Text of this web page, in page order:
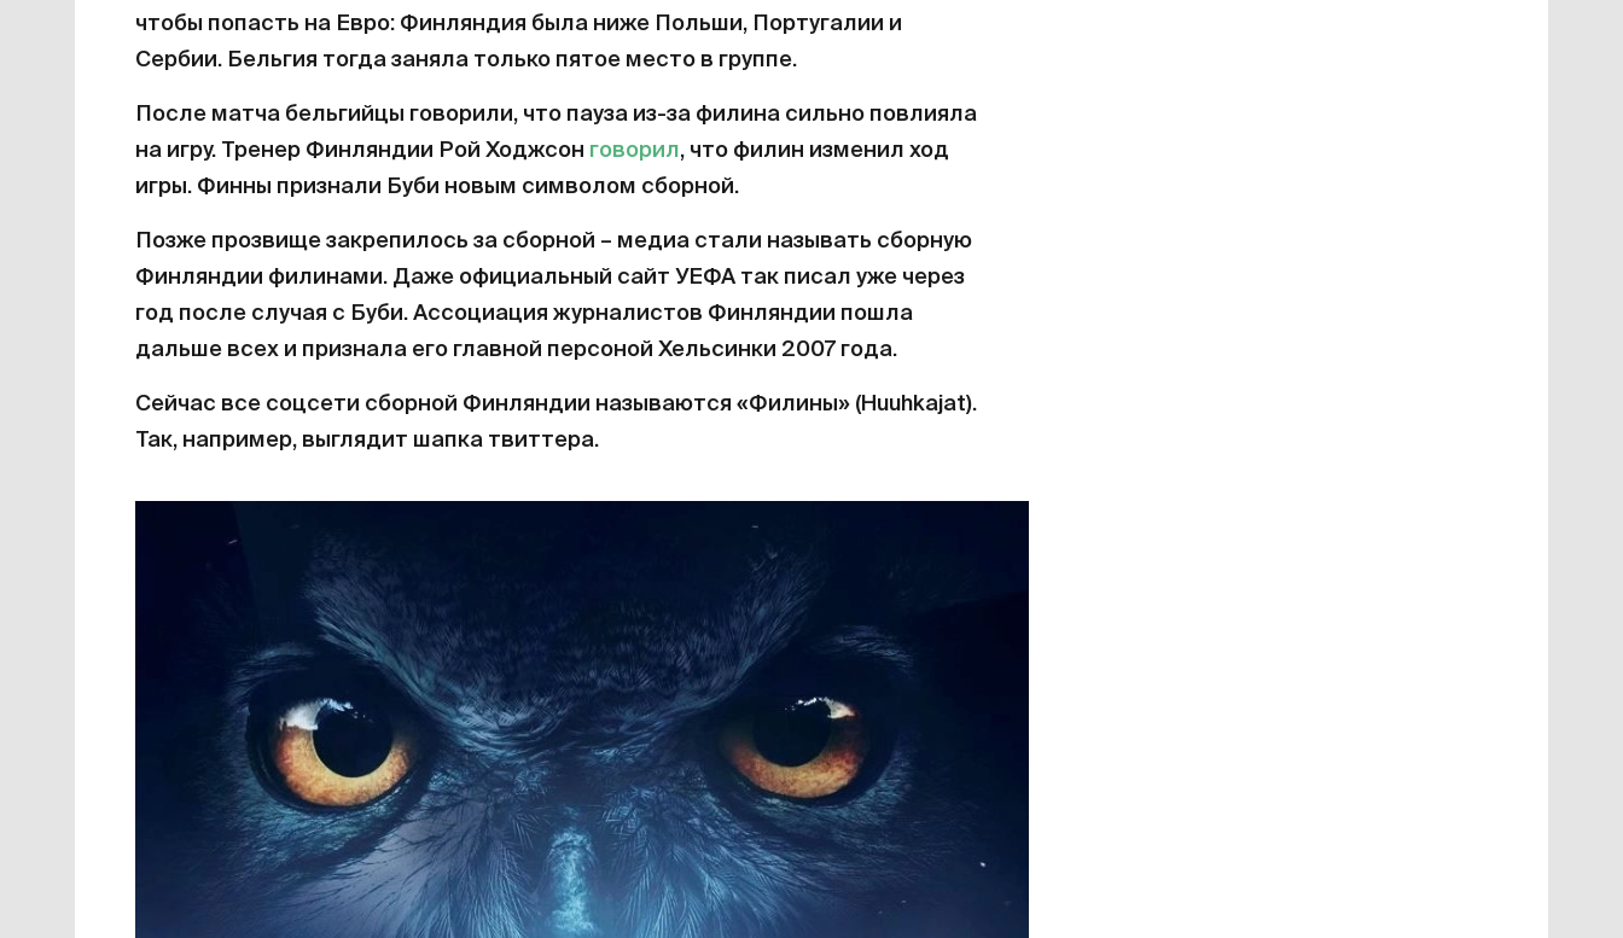
чтобы попасть на Евро: Финляндия была ниже Польши, Португалии и
Сербии. Бельгия тогда заняла только пятое место в группе.
После матча бельгийцы говорили, что пауза из-за филина сильно повлияла
на игру. Тренер Финляндии Рой Ходжсон говорил, что филин изменил ход
игры. Финны признали Буби новым символом сборной.
Позже прозвище закрепилось за сборной – медиа стали называть сборную
Финляндии филинами. Даже официальный сайт УЕФА так писал уже через
год после случая с Буби. Ассоциация журналистов Финляндии пошла
дальше всех и признала его главной персоной Хельсинки 2007 года.
Сейчас все соцсети сборной Финляндии называются «Филины» (Huuhkajat).
Так, например, выглядит шапка твиттера.